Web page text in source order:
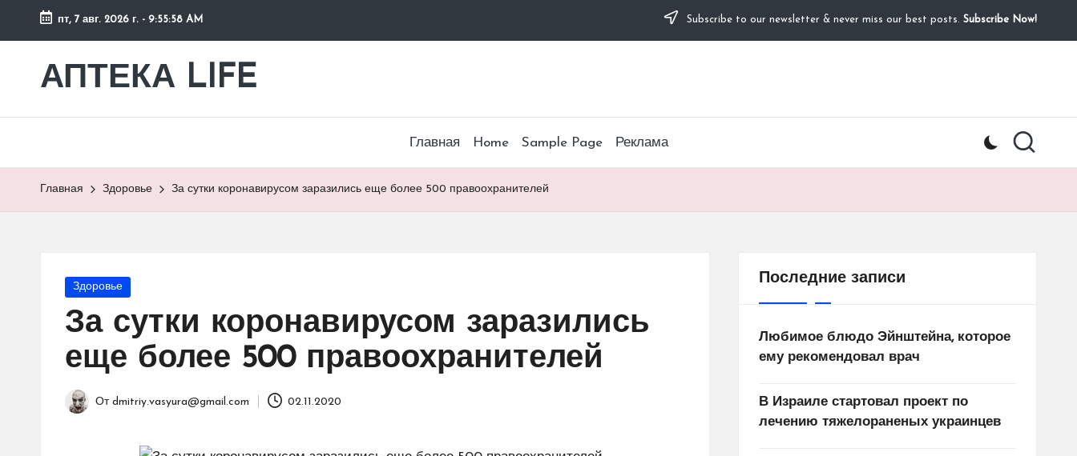
Перейти
содержимому
пт, 7 авг. 2026 г. - 9:55:59 AM Subscribe to our newsletter & never miss our best posts. Subscribe Now!
АПТЕКА LIFE
сайт
Главная Home Sample Page Реклама
Главная Здоровье За сутки коронавирусом заразились еще более 500 правоохранителей
Опубликовано
Здоровье
За сутки коронавирусом заразились
еще более 500 правоохранителей
Запись
От dmitriy.vasyura@gmail.com 02.11.2020
Последние записи
Любимое блюдо Эйнштейна, которое
ему рекомендовал врач
В Израиле стартовал проект по
лечению тяжелораненых украинцев